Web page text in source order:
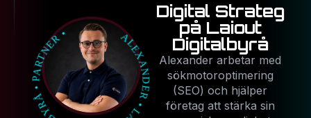
Digital Strateg
på Laiout
Digitalbyrå
Alexander arbetar med
sökmotoroptimering
(SEO) och hjälper
företag att stärka sin